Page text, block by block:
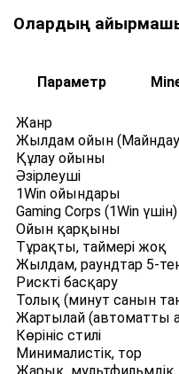
Олардың
Параметр
Жанр
Жылдам ойын
Құлау ойыны
Әзірлеуші
1Win ойындары
Gaming Corps (1Win үшін)
Ойын қарқыны
Тұрақты, таймері жоқ
Жылдам, раундтар 5-
Рискті басқару
Толық (минут санын
Жартылай (автоматты
Көрініс стилі
Минималистік, тор